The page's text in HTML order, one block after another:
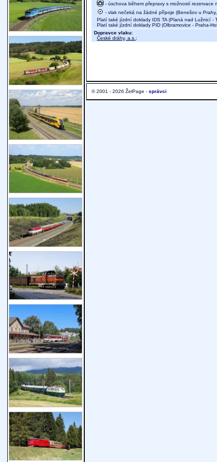
- úschova během přepravy s možností rezervace
- vlak nečeká na žádné přípoje (Benešov u
Platí také jízdní doklady IDS TA (Planá nad Lužnicí -
Platí také jízdní doklady PID (Olbramovice - Praha-
Dopravce vlaku:
České dráhy, a.s. ;
© 2001 - 2026 ŽelPage - správci